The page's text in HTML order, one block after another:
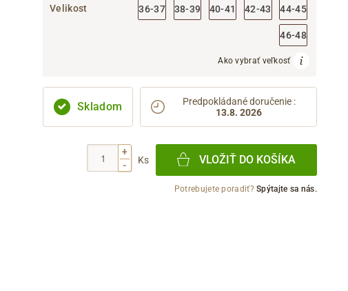
Velikost 36-37 38-39 40-41 42-43 44-45
46-48
Ako vybrať veľkosť
Skladom Predpokládané doručenie :
13.8. 2026
+
-
Ks VLOŽIŤ DO KOŠÍKA
Potrebujete poradiť?Spýtajte sa nás.